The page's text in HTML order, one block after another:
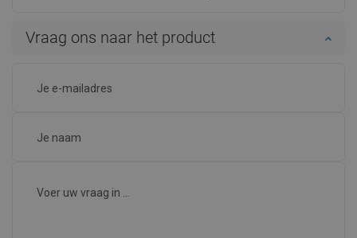
Vraag ons naar het product